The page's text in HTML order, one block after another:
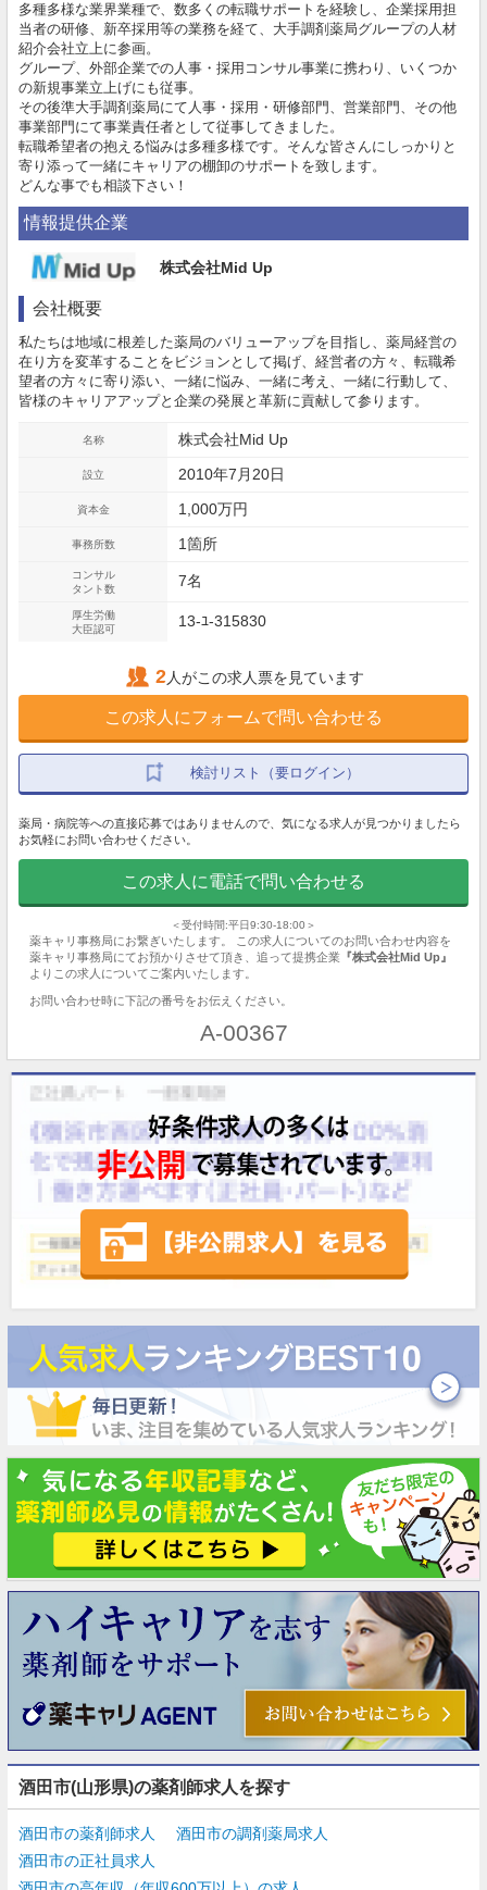
多種多様な業界業種で、数多くの転職サポートを経験し、企業採用担
当者の研修、新卒採用等の業務を経て、大手調剤薬局グループの人材
紹介会社立上に参画。
グループ、外部企業での人事・採用コンサル事業に携わり、いくつか
の新規事業立上げにも従事。
その後準大手調剤薬局にて人事・採用・研修部門、営業部門、その他
事業部門にて事業責任者として従事してきました。
転職希望者の抱える悩みは多種多様です。そんな皆さんにしっかりと
寄り添って一緒にキャリアの棚卸のサポートを致します。
どんな事でも相談下さい！
情報提供企業
株式会社Mid Up
会社概要
私たちは地域に根差した薬局のバリューアップを目指し、薬局経営の
在り方を変革することをビジョンとして掲げ、経営者の方々、転職希
望者の方々に寄り添い、一緒に悩み、一緒に考え、一緒に行動して、
皆様のキャリアアップと企業の発展と革新に貢献して参ります。
名称 株式会社Mid Up
設立 2010年7月20日
資本金 1,000万円
事務所数 1箇所
コンサル
タント数
7名
厚生労働
大臣認可
13-ﾕ-315830
2人がこの求人票を見ています
この求人にフォームで問い合わせる
検討リスト（要ログイン）
薬局・病院等への直接応募ではありませんので、気になる求人が見つかりましたら
お気軽にお問い合わせください。
この求人に電話で問い合わせる
＜受付時間:平日9:30-18:00＞
薬キャリ事務局にお繋ぎいたします。 この求人についてのお問い合わせ内容を
薬キャリ事務局にてお預かりさせて頂き、追って提携企業 『株式会社Mid Up』
よりこの求人についてご案内いたします。
お問い合わせ時に下記の番号をお伝えください。
A-00367
酒田市(山形県)の薬剤師求人を探す
酒田市の薬剤師求人
酒田市の調剤薬局求人
酒田市の正社員求人